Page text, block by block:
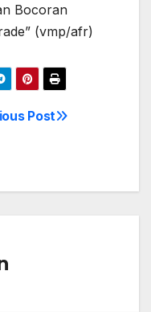
Bocoran
(vmp/afr)
Post